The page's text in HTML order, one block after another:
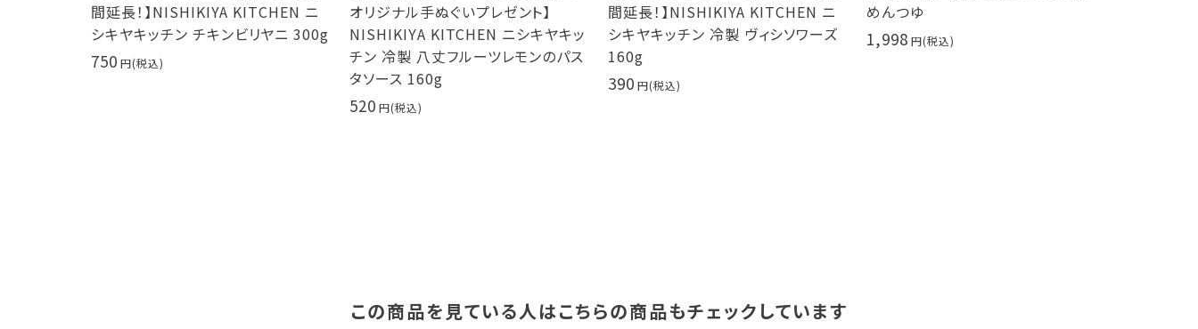
間延長！】NISHIKIYA KITCHEN ニ
シキヤキッチン チキンビリヤニ 300g
750
オリジナル手ぬぐいプレゼント】
NISHIKIYA KITCHEN ニシキヤキッ
チン 冷製 八丈フルーツレモンのパス
タソース 160g
520
間延長！】NISHIKIYA KITCHEN ニ
シキヤキッチン 冷製 ヴィシソワーズ
160g
390
めんつゆ
1,998
この商品を見ている人はこちらの商品もチェックしています